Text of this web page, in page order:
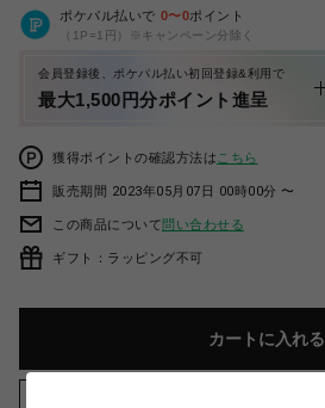
ポケパル払いで 0〜0ポイント
（1P=1円）※キャンペーン分除く
会員登録後、ポケパル払い初回登録&利用で
最大1,500円分ポイント進呈
獲得ポイントの確認方法は こちら
販売期間 2023年05月07日 00時00分 〜
この商品について問い合わせる
ギフト：ラッピング不可
カートに入れる